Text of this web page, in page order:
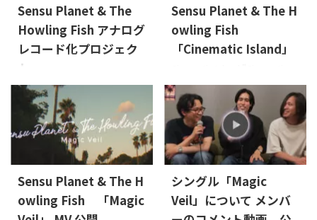
Sensu Planet & The
Howling Fish アナログ
レコード化プロジェク
ト
新曲「Cinematic Island」のリ
リースを記念して、過去6曲の
アナログレコード化プロジェ
クトをクラウドファンディング
で本日より開始致しました。
【ご支援の締め切りは】2026
年6月15日23:59までです 目標
ります。 70～80年代ソウルの
Sensu Planet & The H
owling Fish
「Cinematic Island」
Island" is out now. Released
on: 2026-5-1 Lyrics: Osier,
Sensu PlanetMusic: Sensu
PlanetArrange: Sensu Planet
& The Howling Fish, 五十嵐 耕
平 About the Music 2人の愛の
けの愛の世界に没入したい。
そんなミッドナイトに首都高
を流しながら、都会のネオン
Sensu Planet & The H
owling Fish 「Magic
シングル「Magic
Veil」について メンバ